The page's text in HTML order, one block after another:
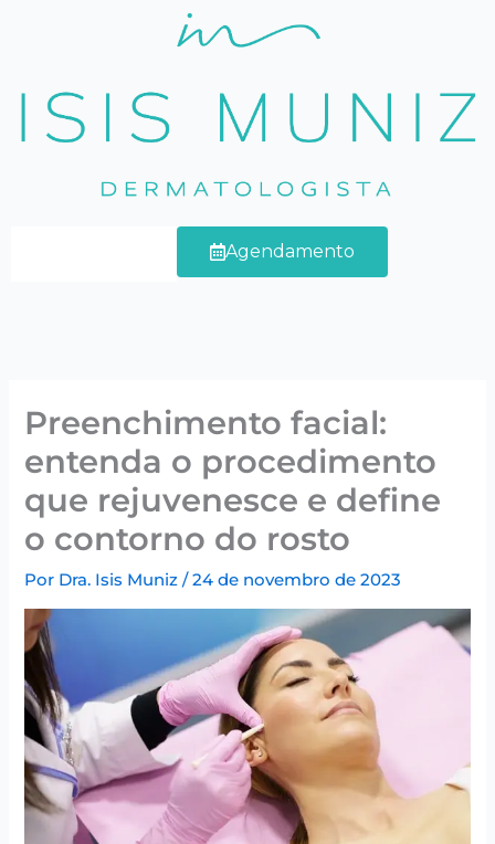
conteúdo
Agendamento
Preenchimento facial:
entenda o procedimento
que rejuvenesce e define
o contorno do rosto
Por Dra. Isis Muniz/24 de novembro de 2023